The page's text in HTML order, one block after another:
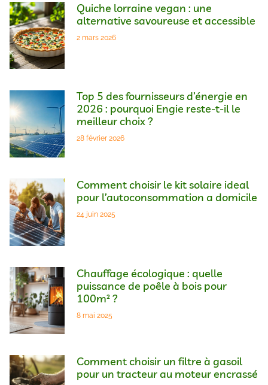
Quiche lorraine vegan : une
alternative savoureuse et accessible
2 mars 2026
Top 5 des fournisseurs d’énergie en
2026 : pourquoi Engie reste-t-il le
meilleur choix ?
28 février 2026
Comment choisir le kit solaire ideal
pour l’autoconsommation a domicile
24 juin 2025
Chauffage écologique : quelle
puissance de poêle à bois pour
100m² ?
8 mai 2025
Comment choisir un filtre à gasoil
pour un tracteur au moteur encrassé